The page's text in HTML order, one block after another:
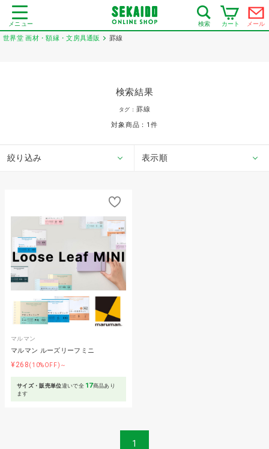
メニュー 検索 カート メール
世界堂 画材・額縁・文房具通販 罫線
検索結果
タグ： 罫線
対象商品： 1 件
絞り込み 表示順
マルマン
マルマン ルーズリーフミニ
¥268(10%OFF)～
サイズ・販売単位違いで全 17商品あり
ます
1